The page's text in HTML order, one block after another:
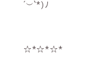
´︶`*)ﾉ
☆*☆*☆*